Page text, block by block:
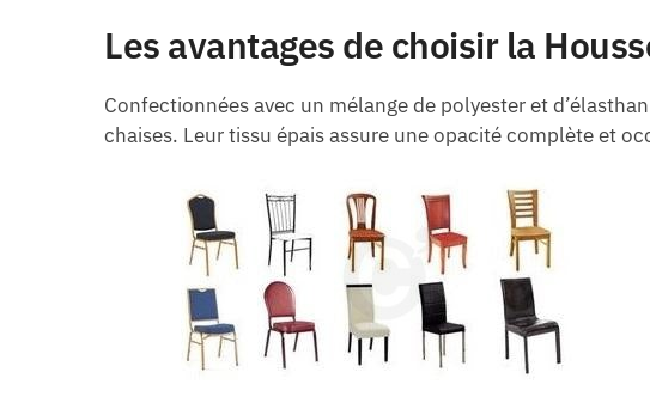
Les avantages de choisir la
Confectionnées avec un mélange de polyester et
chaises. Leur tissu épais assure une opacité complète et